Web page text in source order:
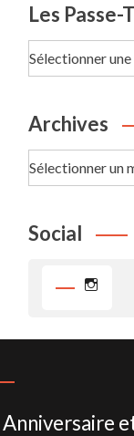
Les Passe-
Archives
Social
Anniversaire